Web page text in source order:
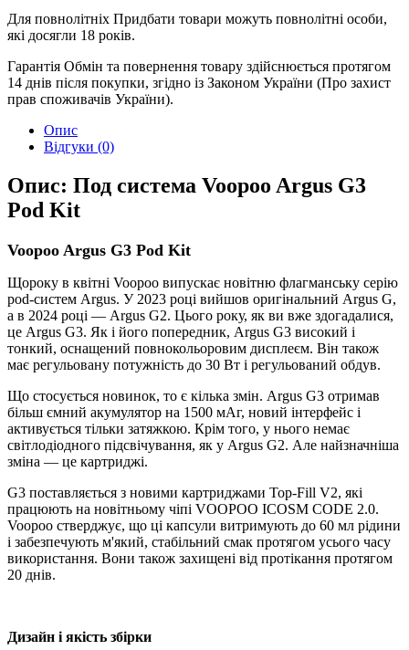
Для повнолітніх Придбати товари можуть повнолітні особи,
які досягли 18 років.
Гарантія Обмін та повернення товару здійснюється протягом
14 днів після покупки, згідно із Законом України (Про захист
прав споживачів України).
Опис
Відгуки (0)
Опис: Под система Voopoo Argus G3
Pod Kit
Voopoo Argus G3 Pod Kit
Щороку в квітні Voopoo випускає новітню флагманську серію
pod-систем Argus. У 2023 році вийшов оригінальний Argus G,
а в 2024 році — Argus G2. Цього року, як ви вже здогадалися,
це Argus G3. Як і його попередник, Argus G3 високий і
тонкий, оснащений повнокольоровим дисплеєм. Він також
має регульовану потужність до 30 Вт і регульований обдув.
Що стосується новинок, то є кілька змін. Argus G3 отримав
більш ємний акумулятор на 1500 мАг, новий інтерфейс і
активується тільки затяжкою. Крім того, у нього немає
світлодіодного підсвічування, як у Argus G2. Але найзначніша
зміна — це картриджі.
G3 поставляється з новими картриджами Top-Fill V2, які
працюють на новітньому чіпі VOOPOO ICOSM CODE 2.0.
Voopoo стверджує, що ці капсули витримують до 60 мл рідини
і забезпечують м'який, стабільний смак протягом усього часу
використання. Вони також захищені від протікання протягом
20 днів.
Дизайн і якість збірки